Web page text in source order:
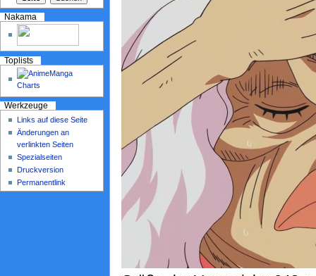
Nakama
Toplists
Werkzeuge
Links auf diese Seite
Änderungen an
verlinkten Seiten
Spezialseiten
Druckversion
Permanentlink